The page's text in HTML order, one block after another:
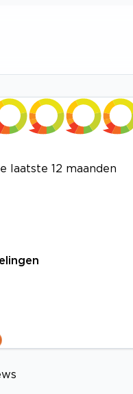
laatste 12 maanden